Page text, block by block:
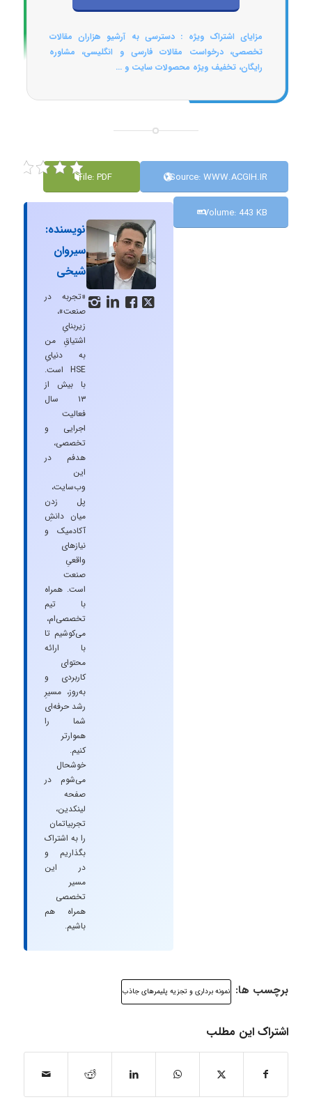
مزایای اشتراک ویژه : دسترسی به آرشیو هزاران مقالات
تخصصی، درخواست مقالات فارسی و انگلیسی، مشاوره
رایگان، تخفیف ویژه محصولات سایت و ...
Source: WWW.ACGIH.IR
File: PDF
Volume: 443 KB
   
نویسنده:
سیروان
شیخی
«تجربه در
صنعت»،
زیربنایِ
اشتیاقِ من
به دنیایِ
HSE است.
با بیش از
۱۳ سال
فعالیت
اجرایی و
تخصصی،
هدفم در
این
وب‌سایت،
پل زدن
میان دانشِ
آکادمیک و
نیازهای
واقعیِ
صنعت
است. همراه
با تیم
تخصصی‌ام،
می‌کوشیم تا
با ارائه
محتوای
کاربردی و
به‌روز، مسیرِ
رشد حرفه‌ای
شما را
هموارتر
کنیم.
خوشحال
می‌شوم در
صفحه
لینکدین،
تجربیاتمان
را به اشتراک
بگذاریم و
در این
مسیر
تخصصی
همراه هم
باشیم.
برچسب ها: نمونه برداری و تجزیه پلیمرهای جاذب
اشتراک این مطلب